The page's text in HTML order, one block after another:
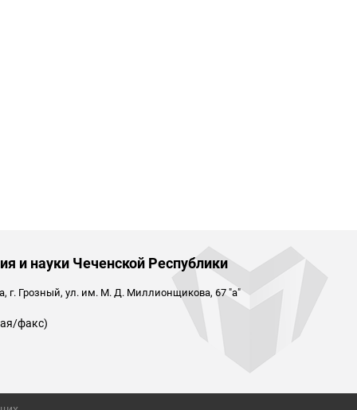
и науки Чеченской Республики
г. Грозный, ул. им. М. Д. Миллионщикова, 67 "а"
факс)